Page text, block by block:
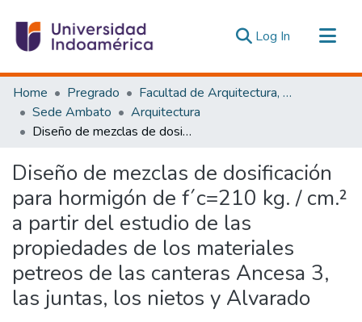
Log In (current)
Communities & Collections
All of DSpace
Statistics
Home Pregrado
Facultad de Arquitectura, Artes y Diseño
Sede Ambato
Arquitectura
Diseño de mezclas de dosificación para hormigón de f´c=210 kg. / cm.² a partir del estudio de las propiedades de los materiales petreos de las canteras Ancesa 3, las juntas, los nietos y Alvarado
Diseño de mezclas de dosificación
para hormigón de f´c=210 kg. / cm.²
a partir del estudio de las
propiedades de los materiales
petreos de las canteras Ancesa 3,
las juntas, los nietos y Alvarado